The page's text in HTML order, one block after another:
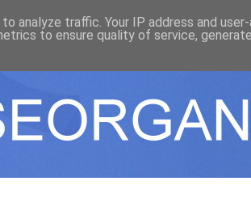
analyze traffic. Your IP address and
to ensure quality of service,